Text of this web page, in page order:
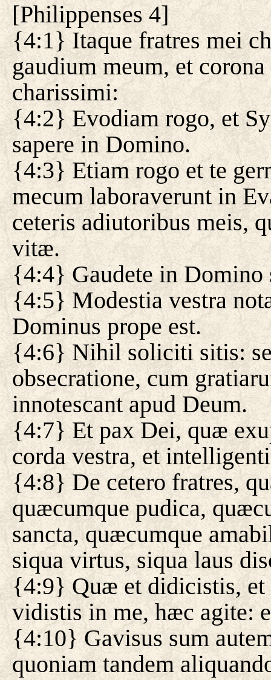
[Philippenses 4]
{4:1} Itaque fratres mei
gaudium meum, et
charissimi:
{4:2} Evodiam rogo, et
sapere in Domino.
{4:3} Etiam rogo et te
mecum laboraverunt in
ceteris adiutoribus meis,
vitæ.
{4:4} Gaudete in Domino
{4:5} Modestia vestra
Dominus prope est.
{4:6} Nihil soliciti sitis:
obsecratione, cum
innotescant apud Deum.
{4:7} Et pax Dei, quæ
corda vestra, et
{4:8} De cetero fratres,
quæcumque pudica,
sancta, quæcumque
siqua virtus, siqua laus
{4:9} Quæ et didicistis, et
vidistis in me, hæc agite:
{4:10} Gavisus sum
quoniam tandem